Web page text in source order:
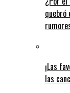
¡Las
las